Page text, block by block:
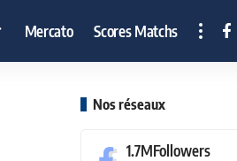
Mercato Scores Matchs
Nos réseaux
1.7MFollowers